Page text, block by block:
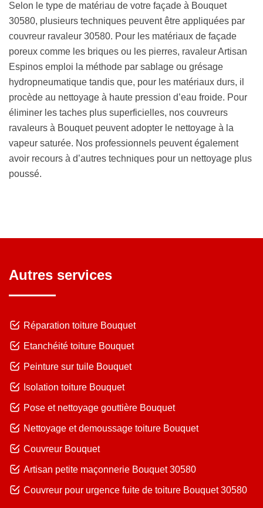
Selon le type de matériau de votre façade à Bouquet
30580, plusieurs techniques peuvent être appliquées par
couvreur ravaleur 30580. Pour les matériaux de façade
poreux comme les briques ou les pierres, ravaleur Artisan
Espinos emploi la méthode par sablage ou grésage
hydropneumatique tandis que, pour les matériaux durs, il
procède au nettoyage à haute pression d’eau froide. Pour
éliminer les taches plus superficielles, nos couvreurs
ravaleurs à Bouquet peuvent adopter le nettoyage à la
vapeur saturée. Nos professionnels peuvent également
avoir recours à d’autres techniques pour un nettoyage plus
poussé.
Autres services
Réparation toiture Bouquet
Etanchéité toiture Bouquet
Peinture sur tuile Bouquet
Isolation toiture Bouquet
Pose et nettoyage gouttière Bouquet
Nettoyage et demoussage toiture Bouquet
Couvreur Bouquet
Artisan petite maçonnerie Bouquet 30580
Couvreur pour urgence fuite de toiture Bouquet 30580